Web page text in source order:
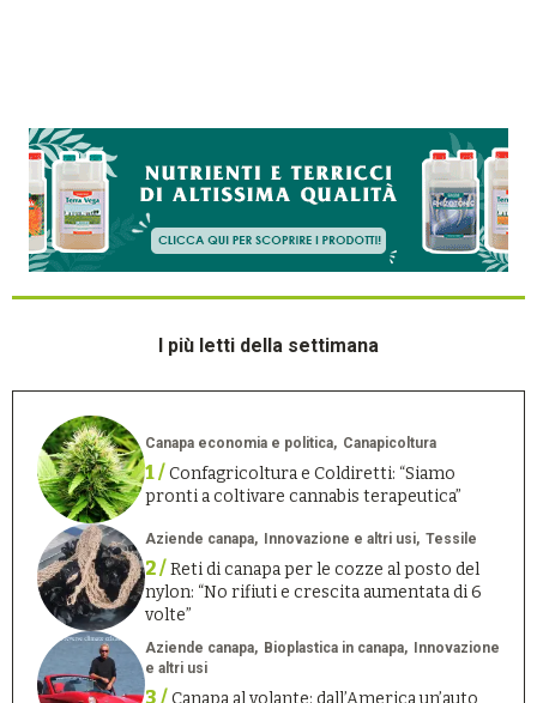
I più letti della settimana
Canapa economia e politica Canapicoltura
1 /Confagricoltura e Coldiretti: “Siamo
pronti a coltivare cannabis terapeutica”
Aziende canapa Innovazione e altri usi Tessile
2 /Reti di canapa per le cozze al posto del
nylon: “No rifiuti e crescita aumentata di 6
volte”
Aziende canapa Bioplastica in canapa
Innovazione
e altri usi
3 /